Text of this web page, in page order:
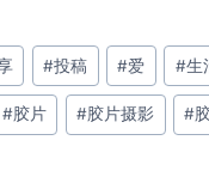
#投稿 #爱 #生
#胶片 #胶片摄影 #